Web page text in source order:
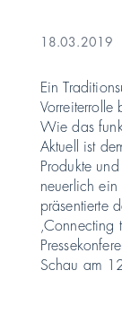
Türkiye
United
ASIA PACIFIC
18.03.2019
Ein
Wie das
Aktuell ist
Produkte
neuerlich
präsentierte
‚Connecting
Schau am